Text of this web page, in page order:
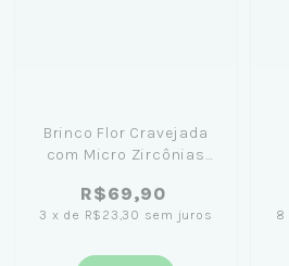
Brinco Flor Cravejada
com Micro Zircônias
R$69,90
3 x de R$23,30 sem juros 8